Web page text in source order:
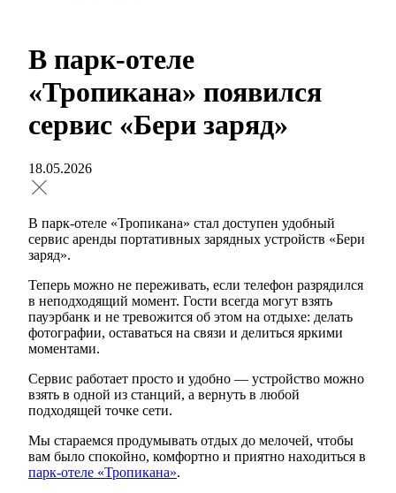
В парк-отеле
«Тропикана» появился
сервис «Бери заряд»
18.05.2026
В парк-отеле «Тропикана» стал доступен удобный
сервис аренды портативных зарядных устройств «Бери
заряд».
Теперь можно не переживать, если телефон разрядился
в неподходящий момент. Гости всегда могут взять
пауэрбанк и не тревожится об этом на отдыхе: делать
фотографии, оставаться на связи и делиться яркими
моментами.
Сервис работает просто и удобно — устройство можно
взять в одной из станций, а вернуть в любой
подходящей точке сети.
Мы стараемся продумывать отдых до мелочей, чтобы
вам было спокойно, комфортно и приятно находиться в
парк-отеле «Тропикана».